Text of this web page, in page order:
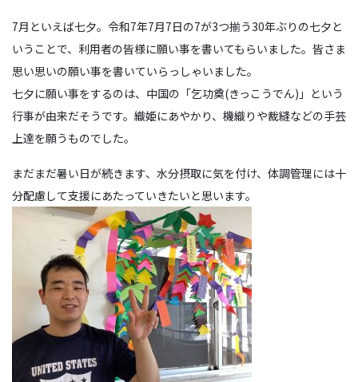
7月といえば七夕。令和7年7月7日の7が3つ揃う30年ぶりの七夕と
いうことで、利用者の皆様に願い事を書いてもらいました。皆さま
思い思いの願い事を書いていらっしゃいました。
七夕に願い事をするのは、中国の「乞功奠(きっこうでん)」という
行事が由来だそうです。織姫にあやかり、機織りや裁縫などの手芸
上達を願うものでした。
まだまだ暑い日が続きます、水分摂取に気を付け、体調管理には十
分配慮して支援にあたっていきたいと思います。